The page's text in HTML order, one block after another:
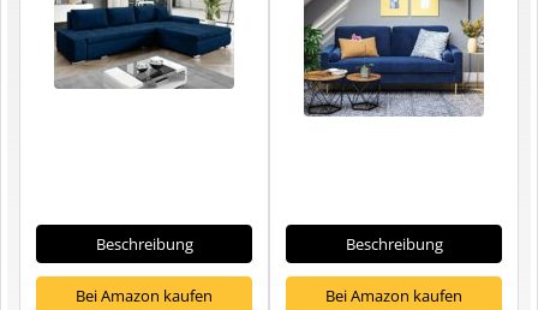
Beschreibung
Bei Amazon kaufen
Beschreibung
Bei Amazon kaufen